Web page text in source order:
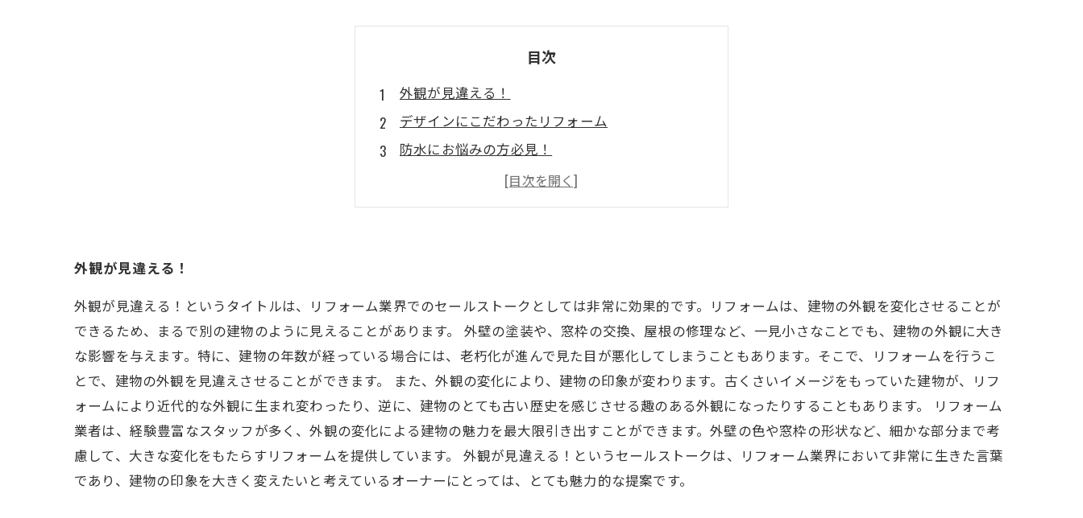
目次
外観が見違える！
デザインにこだわったリフォーム
防水にお悩みの方必見！
お手入れも楽々！
リーズナブルな価格で実現！
外観が見違える！
外観が見違える！というタイトルは、リフォーム業界でのセールストークとしては非常に効果的です。リフォームは、建物の外観を変化させることが
できるため、まるで別の建物のように見えることがあります。 外壁の塗装や、窓枠の交換、屋根の修理など、一見小さなことでも、建物の外観に大き
な影響を与えます。特に、建物の年数が経っている場合には、老朽化が進んで見た目が悪化してしまうこともあります。そこで、リフォームを行うこ
とで、建物の外観を見違えさせることができます。 また、外観の変化により、建物の印象が変わります。古くさいイメージをもっていた建物が、リフ
ォームにより近代的な外観に生まれ変わったり、逆に、建物のとても古い歴史を感じさせる趣のある外観になったりすることもあります。 リフォーム
業者は、経験豊富なスタッフが多く、外観の変化による建物の魅力を最大限引き出すことができます。外壁の色や窓枠の形状など、細かな部分まで考
慮して、大きな変化をもたらすリフォームを提供しています。 外観が見違える！というセールストークは、リフォーム業界において非常に生きた言葉
であり、建物の印象を大きく変えたいと考えているオーナーにとっては、とても魅力的な提案です。